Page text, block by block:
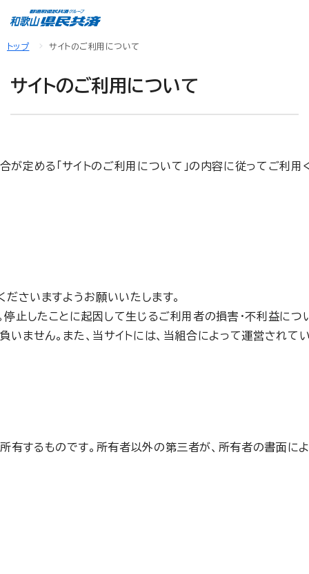
トップ サイトのご利用について
サイトのご利用について
定める「サイトのご利用について」の内容に従って
さいますようお願いいたします。
止したことに起因して生じるご利用者の損害・不利益につ
ん。また、当サイトには、当組合によって運営され
所有するものです。所有者以外の第三者が、所有者の書